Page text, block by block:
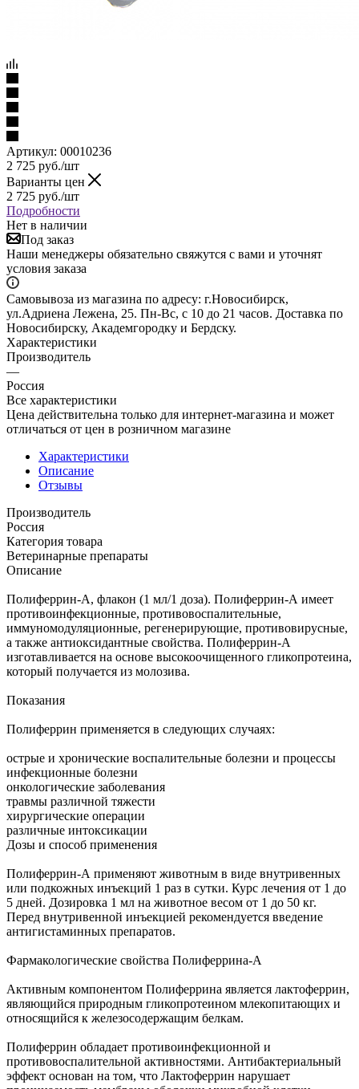
Артикул: 00010236
2 725 руб./шт
Варианты цен
2 725 руб./шт
Подробности
Нет в наличии
Под заказ
Наши менеджеры обязательно свяжутся с вами и уточнят
условия заказа
Самовывоза из магазина по адресу: г.Новосибирск,
ул.Адриена Лежена, 25. Пн-Вс, с 10 до 21 часов. Доставка по
Новосибирску, Академгородку и Бердску.
Характеристики
Производитель
—
Россия
Все характеристики
Цена действительна только для интернет-магазина и может
отличаться от цен в розничном магазине
Характеристики
Описание
Отзывы
Производитель
Россия
Категория товара
Ветеринарные препараты
Описание
Полиферрин-А, флакон (1 мл/1 доза). Полиферрин-А имеет
противоинфекционные, противовоспалительные,
иммуномодуляционные, регенерирующие, противовирусные,
а также антиоксидантные свойства. Полиферрин-А
изготавливается на основе высокоочищенного гликопротеина,
который получается из молозива.
Показания
Полиферрин применяется в следующих случаях:
острые и хронические воспалительные болезни и процессы
инфекционные болезни
онкологические заболевания
травмы различной тяжести
хирургические операции
различные интоксикации
Дозы и способ применения
Полиферрин-А применяют животным в виде внутривенных
или подкожных инъекций 1 раз в сутки. Курс лечения от 1 до
5 дней. Дозировка 1 мл на животное весом от 1 до 50 кг.
Перед внутривенной инъекцией рекомендуется введение
антигистаминных препаратов.
Фармакологические свойства Полиферрина-А
Активным компонентом Полиферрина является лактоферрин,
являющийся природным гликопротеином млекопитающих и
относящийся к железосодержащим белкам.
Полиферрин обладает противоинфекционной и
противовоспалительной активностями. Антибактериальный
эффект основан на том, что Лактоферрин нарушает